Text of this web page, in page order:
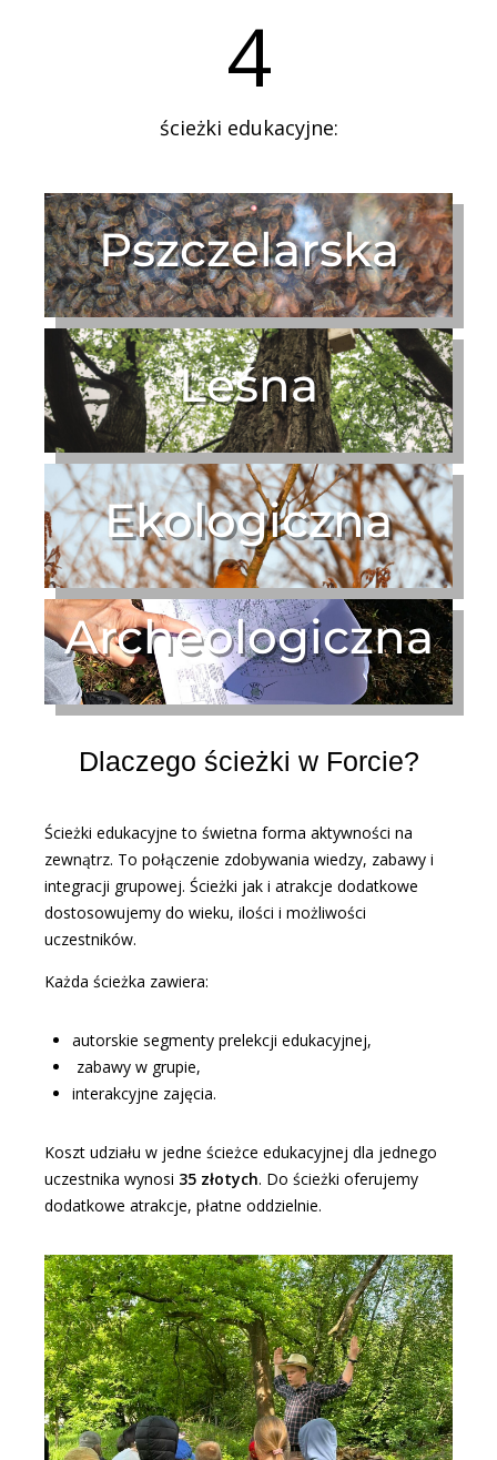
4
ścieżki edukacyjne:
Pszczelarska
Leśna
Ekologiczna
Archeologiczna
Dlaczego ścieżki w Forcie?
Ścieżki edukacyjne to świetna forma aktywności na
zewnątrz. To połączenie zdobywania wiedzy, zabawy i
integracji grupowej. Ścieżki jak i atrakcje dodatkowe
dostosowujemy do wieku, ilości i możliwości
uczestników.
Każda ścieżka zawiera:
autorskie segmenty prelekcji edukacyjnej,
zabawy w grupie,
interakcyjne zajęcia.
Koszt udziału w jedne ścieżce edukacyjnej dla jednego
uczestnika wynosi 35 złotych. Do ścieżki oferujemy
dodatkowe atrakcje, płatne oddzielnie.